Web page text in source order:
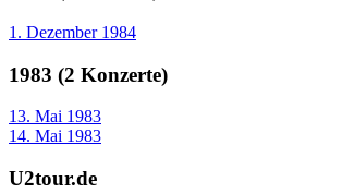
1. Dezember 1984
1983 (2 Konzerte)
13. Mai 1983
14. Mai 1983
U2tour.de